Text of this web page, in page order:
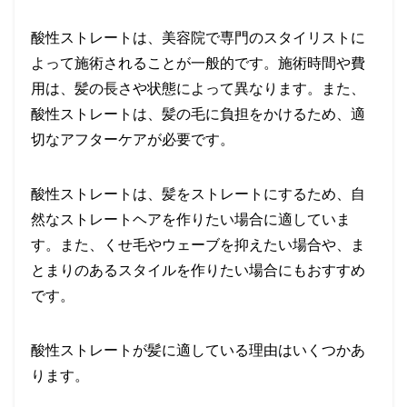
酸性ストレートは、美容院で専門のスタイリストに
よって施術されることが一般的です。施術時間や費
用は、髪の長さや状態によって異なります。また、
酸性ストレートは、髪の毛に負担をかけるため、適
切なアフターケアが必要です。
酸性ストレートは、髪をストレートにするため、自
然なストレートヘアを作りたい場合に適していま
す。また、くせ毛やウェーブを抑えたい場合や、ま
とまりのあるスタイルを作りたい場合にもおすすめ
です。
酸性ストレートが髪に適している理由はいくつかあ
ります。